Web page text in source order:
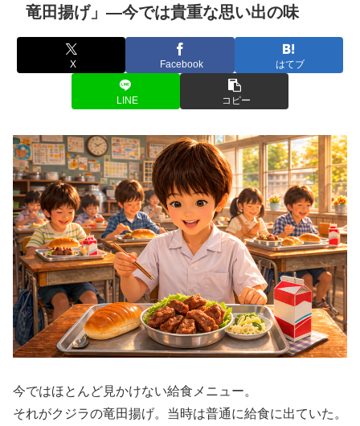
竜田揚げ」―今では貴重な思い出の味
X Facebook はてブ
LINE コピー
今ではほとんど見かけない給食メニュー。
それがクジラの竜田揚げ。当時は普通に給食に出ていた。